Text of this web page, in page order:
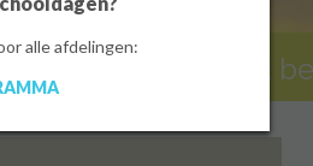
alle afdelingen: